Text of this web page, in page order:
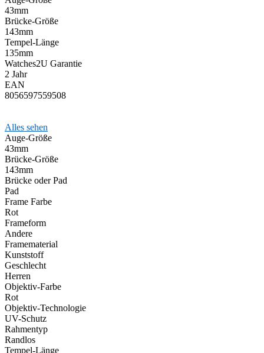
43mm
Brücke-Größe
143mm
Tempel-Länge
135mm
Watches2U Garantie
2 Jahr
EAN
8056597559508
Alles sehen
Auge-Größe
43mm
Brücke-Größe
143mm
Brücke oder Pad
Pad
Frame Farbe
Rot
Frameform
Andere
Framematerial
Kunststoff
Geschlecht
Herren
Objektiv-Farbe
Rot
Objektiv-Technologie
UV-Schutz
Rahmentyp
Randlos
Tempel-Länge